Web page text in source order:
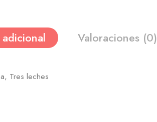
Valoraciones (0)
Tres leches